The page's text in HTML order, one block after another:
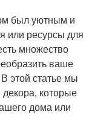
был уютным и
или ресурсы для
множество
ваше
этой статье мы
которые
дома или